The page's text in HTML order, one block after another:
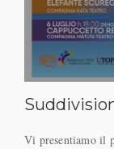
Vi presentiamo il